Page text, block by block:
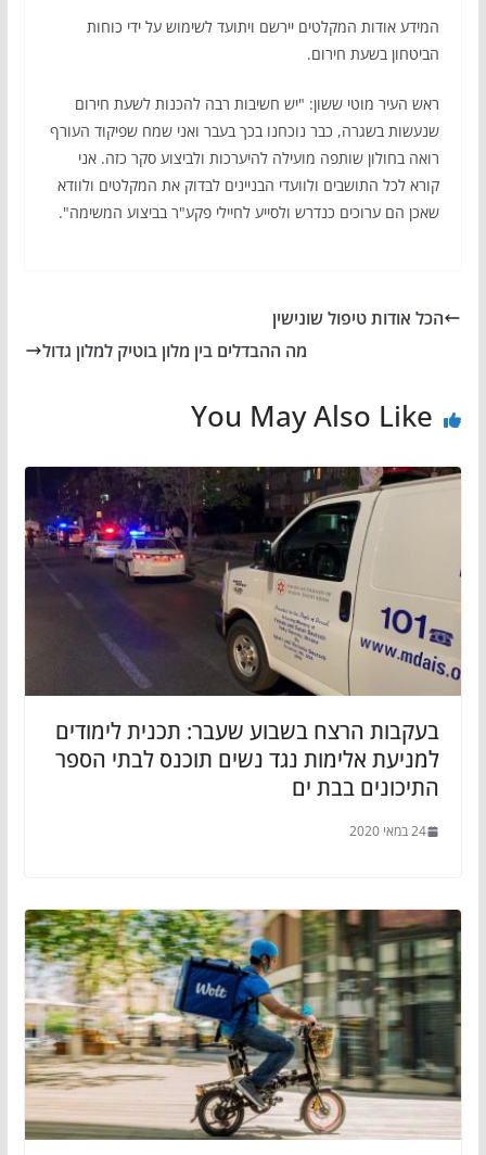
המידע אודות המקלטים יירשם ויתועד לשימוש על ידי כוחות
הביטחון בשעת חירום.
ראש העיר מוטי ששון: "יש חשיבות רבה להכנות לשעת חירום
שנעשות בשגרה, כבר נוכחנו בכך בעבר ואני שמח שפיקוד העורף
רואה בחולון שותפה מועילה להיערכות ולביצוע סקר כזה. אני
קורא לכל התושבים ולוועדי הבניינים לבדוק את המקלטים ולוודא
שאכן הם ערוכים כנדרש ולסייע לחיילי פקע"ר בביצוע המשימה".
הכל אודות טיפול שונישין
מה ההבדלים בין מלון בוטיק למלון גדול
You May Also Like
בעקבות הרצח בשבוע שעבר: תכנית לימודים
למניעת אלימות נגד נשים תוכנס לבתי הספר
התיכונים בבת ים
24 במאי 2020